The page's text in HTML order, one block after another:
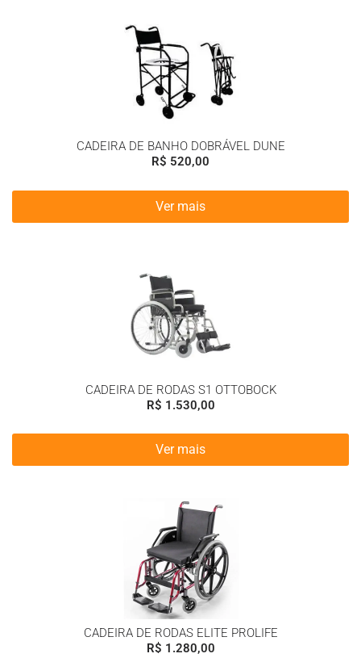
CADEIRA DE BANHO DOBRÁVEL DUNE
R$ 520,00
Ver mais
CADEIRA DE RODAS S1 OTTOBOCK
R$ 1.530,00
Ver mais
CADEIRA DE RODAS ELITE PROLIFE
R$ 1.280,00